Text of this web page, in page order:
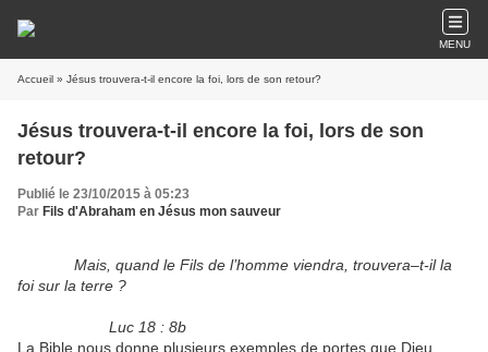
MENU
Accueil » Jésus trouvera-t-il encore la foi, lors de son retour?
Jésus trouvera-t-il encore la foi, lors de son
retour?
Publié le 23/10/2015 à 05:23
Par Fils d'Abraham en Jésus mon sauveur
Mais, quand le Fils de l’homme viendra, trouvera–t-il la
foi sur la terre ?
Luc 18 : 8b
La Bible nous donne plusieurs exemples de portes que Dieu